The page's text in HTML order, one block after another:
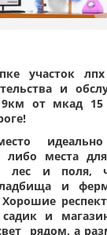
участок
и
от мкад
либо места
лес и поля,
и
и
рядом, а